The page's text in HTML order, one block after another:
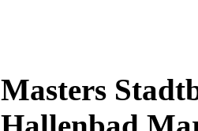
Masters